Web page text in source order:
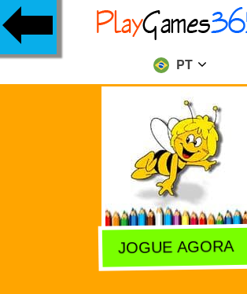
PT
JOGUE AGORA